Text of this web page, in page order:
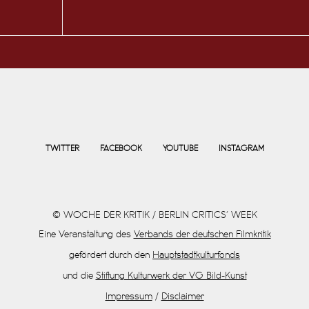
TWITTER FACEBOOK YOUTUBE INSTAGRAM
© WOCHE DER KRITIK / BERLIN CRITICS’ WEEK
Eine Veranstaltung des Verbands der deutschen Filmkritik
gefördert durch den Hauptstadtkulturfonds
und die Stiftung Kulturwerk der VG Bild-Kunst
Impressum/ Disclaimer